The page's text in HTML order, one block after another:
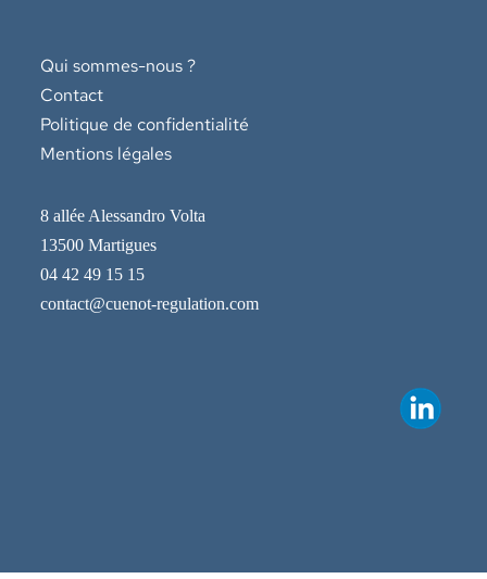
Qui sommes-nous ?
Contact
Politique de confidentialité
Mentions légales
8 allée Alessandro Volta
13500 Martigues
04 42 49 15 15
contact@cuenot-regulation.com